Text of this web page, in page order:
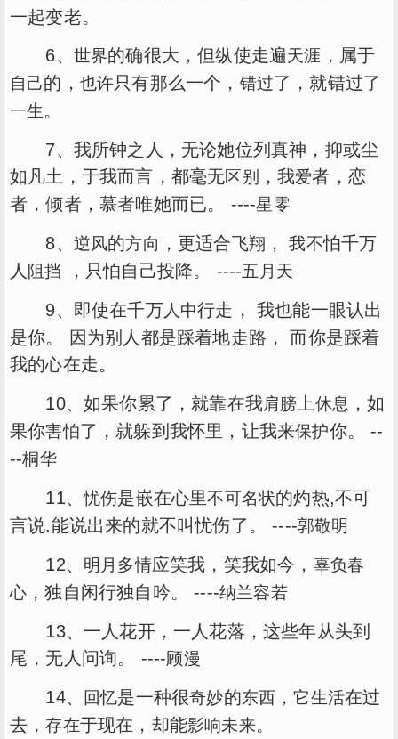
一起变老。
6、 世界的确很大，但纵使走遍天涯 ，属于
自己的， 也许只有那么一个， 错过了，就错过了
一生。
7、我所钟之人，无论她位列真神，抑或尘
如凡土，于我而言，都毫无区别 ，我爱者，恋
者，倾者，慕者唯她而已。 ----星零
8、 逆风的方向 ，更适合飞翔 ，我不怕千万
人 阻挡 ，只怕自己投降。 ----五月天
9、即使在千万人中行走， 我也能一眼认出
是你。 因为别人都是踩着地走路， 而你是踩着
我的心在走。
10、如果你累了，就靠在我肩膀 上休息 ，如
果你害怕了，就躲到我怀里，让我来保护你。 --
--桐华
11、忧伤是嵌在心里不可名状的灼热,不可
言说.能说出来的就不叫忧伤了。 ----郭敬明
12、 明月 多情应笑我，笑我如今， 辜负春
心 ，独自闲行独自吟。 ----纳兰容若
13、一人花开，一人花落，这些年从头到
尾，无人问询。 ----顾漫
14、 回忆是一种很奇妙的东西 ，它生活在过
去，存在于现在，却能影响未来。